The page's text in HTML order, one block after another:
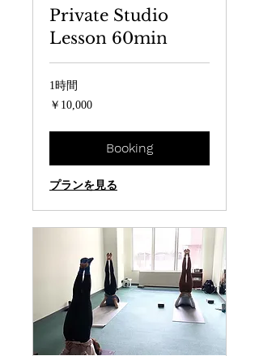
Private Studio
Lesson 60min
1時間
10,000
円
￥10,000
Booking
プランを見る